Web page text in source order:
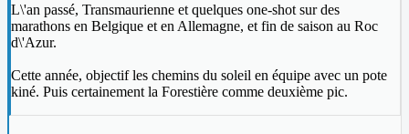
L\'an passé, Transmaurienne et quelques one-shot sur des
marathons en Belgique et en Allemagne, et fin de saison au Roc
d\'Azur.
Cette année, objectif les chemins du soleil en équipe avec un pote
kiné. Puis certainement la Forestière comme deuxième pic.